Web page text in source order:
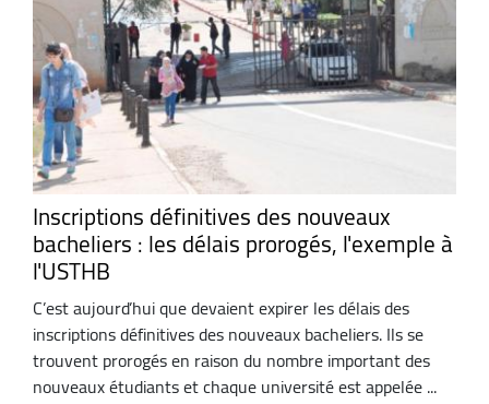
Inscriptions définitives des nouveaux
bacheliers : les délais prorogés, l'exemple à
l'USTHB
C’est aujourd’hui que devaient expirer les délais des
inscriptions définitives des nouveaux bacheliers. Ils se
trouvent prorogés en raison du nombre important des
nouveaux étudiants et chaque université est appelée ...